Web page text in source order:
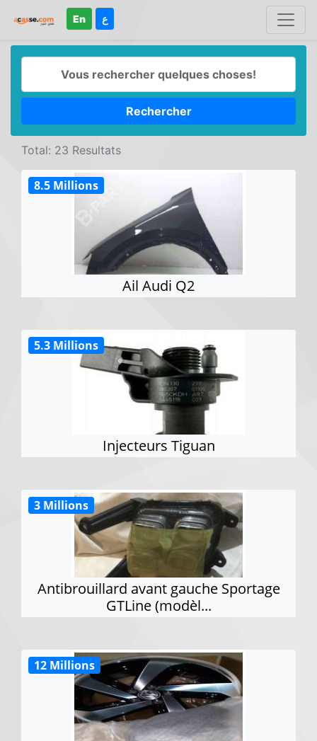
En ع
Rechercher
Total: 23 Resultats
Ail Audi Q2
8.5 Millions
Injecteurs Tiguan
5.3 Millions
Antibrouillard avant gauche Sportage
GTLine (modèl...
3 Millions
12 Millions